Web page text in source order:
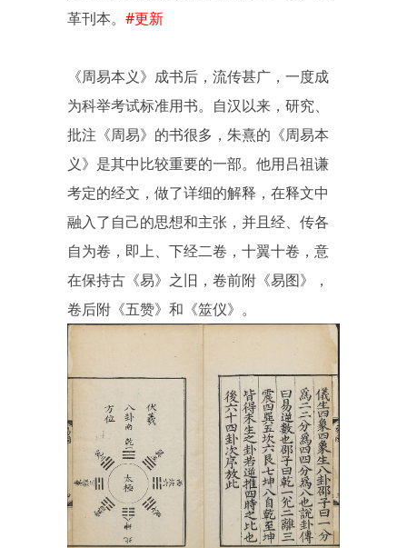
革刊本。 #更新
《周易本义》成书后，流传甚广，一度成
为科举考试标准用书。自汉以来，研究、
批注《周易》的书很多，朱熹的《周易本
义》是其中比较重要的一部。他用吕祖谦
考定的经文，做了详细的解释，在释文中
融入了自己的思想和主张，并且经、传各
自为卷，即上、下经二卷，十翼十卷，意
在保持古《易》之旧，卷前附《易图》，
卷后附《五赞》和《筮仪》。